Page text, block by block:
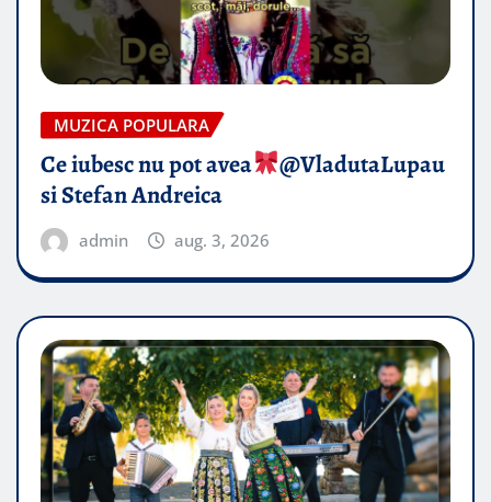
MUZICA POPULARA
Ce iubesc nu pot avea
​@VladutaLupau
si Stefan Andreica
admin aug. 3, 2026